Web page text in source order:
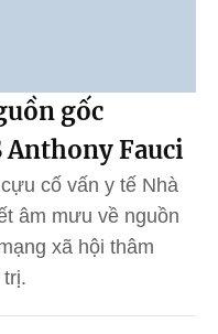
gốc
Anthony Fauci
cố vấn y tế Nhà
âm mưu về nguồn
xã hội thâm